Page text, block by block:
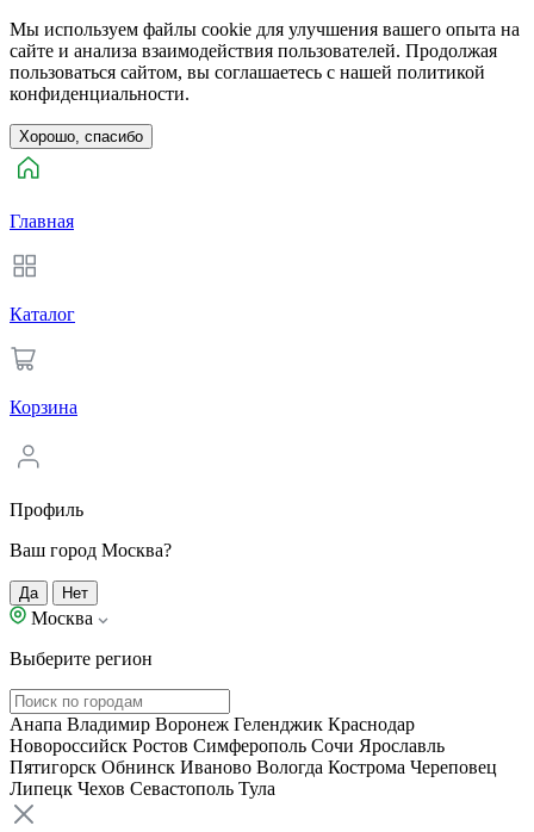
Мы используем файлы cookie для улучшения вашего опыта на
сайте и анализа взаимодействия пользователей. Продолжая
пользоваться сайтом, вы соглашаетесь с нашей политикой
конфиденциальности.
Хорошо, спасибо
Главная
Каталог
Корзина
Профиль
Ваш город Москва?
Да Нет
Москва
Выберите регион
Анапа Владимир Воронеж Геленджик Краснодар
Новороссийск Ростов Симферополь Сочи Ярославль
Пятигорск Обнинск Иваново Вологда Кострома Череповец
Липецк Чехов Севастополь Тула